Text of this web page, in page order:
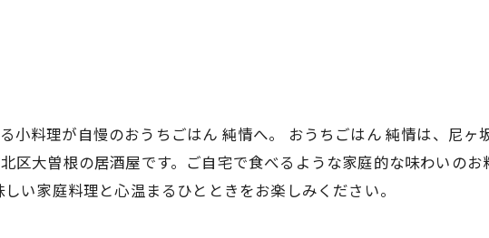
小料理が自慢のおうちごはん 純情へ。 おうちごはん 純情は、尼ヶ
区大曽根の居酒屋です。ご自宅で食べるような家庭的な味わいの
い家庭料理と心温まるひとときをお楽しみください。